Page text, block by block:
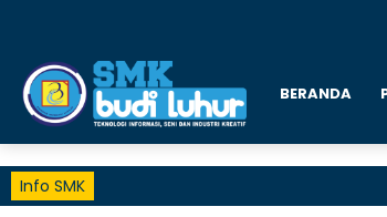
BERANDA
Info SMK